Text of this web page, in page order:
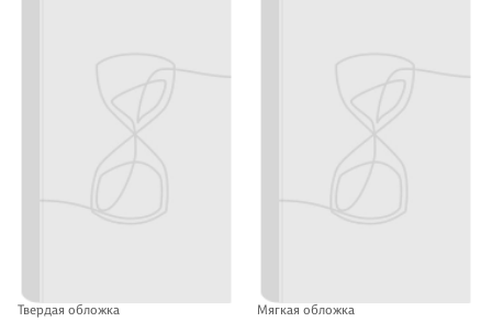
Твердая обложка Мягкая обложка